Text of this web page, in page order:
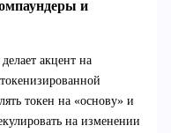
и
акцент на
токен на «основу» и
на изменении